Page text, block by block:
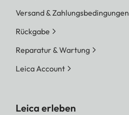
Versand & Zahlungsbedingungen
Rückgabe
Reparatur & Wartung
Leica Account
Leica erleben